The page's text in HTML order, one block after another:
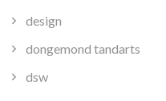
design
dongemond tandarts
dsw